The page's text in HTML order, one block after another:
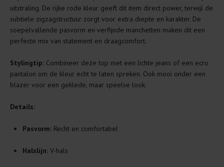
Je wilt natuurlijk lang plezier hebben van je nieuwe kleding.
Daarom geven wij een aantal algemene was-tips:
Lees altijd eerst even het was-etiket.
Was kleding binnenste buiten. Dat beschermt de
buitenkant.
Wees zuinig met wasmiddel. Per kledingstuk is een drupje
genoeg.
Was zo koud mogelijk. Op 20 of 30 graden wassen is vaak
al prima.
Doe de wasmachine niet te vol. Dat voorkomt
Gebruik een waszakje voor poreuze materialen en/of
uitstraling. De rijke rode kleur geeft dit item direct power, terwijl de
subtiele zigzagstructuur zorgt voor extra diepte en karakter. De
soepelvallende pasvorm en verfijnde manchetten maken dit een
perfecte mix van statement en draagcomfort.
Stylingtip: Combineer deze top met een lichte jeans of een ecru
pantalon om de kleur echt te laten spreken. Ook mooi onder een
blazer voor een geklede, maar speelse look.
Details:
Pasvorm: Recht en comfortabel
Halslijn: V-hals